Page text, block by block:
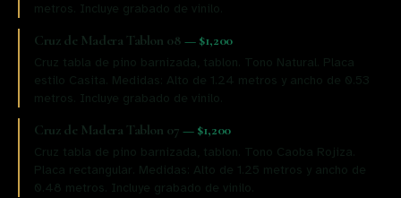
metros. Incluye grabado de vinilo.
Cruz de Madera Tablon 08 — $1,200
Cruz tabla de pino barnizada, tablon. Tono Natural. Placa
estilo Casita. Medidas: Alto de 1.24 metros y ancho de 0.53
metros. Incluye grabado de vinilo.
Cruz de Madera Tablon 07 — $1,200
Cruz tabla de pino barnizada, tablon. Tono Caoba Rojiza.
Placa rectangular. Medidas: Alto de 1.25 metros y ancho de
0.48 metros. Incluye grabado de vinilo.